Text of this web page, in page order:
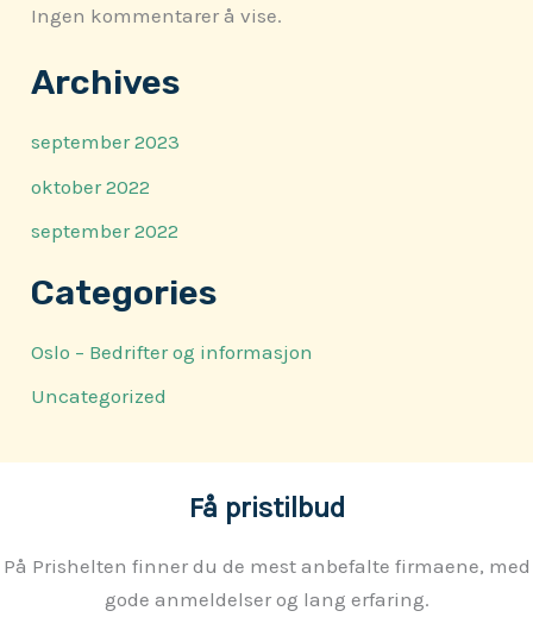
Ingen kommentarer å vise.
Archives
september 2023
oktober 2022
september 2022
Categories
Oslo – Bedrifter og informasjon
Uncategorized
Få pristilbud
På Prishelten finner du de mest anbefalte firmaene, med
gode anmeldelser og lang erfaring.